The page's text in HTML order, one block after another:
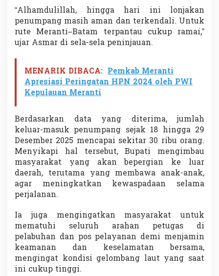
y
a
n
a
b
n
T
a
n
j
n
g
a
p
a
n
“Alhamdulillah, hingga hari ini lonjakan
penumpang masih aman dan terkendali. Untuk
rute Meranti–Batam terpantau cukup ramai,”
ujar Asmar di sela-sela peninjauan.
MENARIK DIBACA: Pemkab Meranti
Apresiasi Peringatan HPN 2024 oleh PWI
Kepulauan Meranti
Berdasarkan data yang diterima, jumlah
keluar-masuk penumpang sejak 18 hingga 29
Desember 2025 mencapai sekitar 30 ribu orang.
Menyikapi hal tersebut, Bupati mengimbau
masyarakat yang akan bepergian ke luar
daerah, terutama yang membawa anak-anak,
agar meningkatkan kewaspadaan selama
perjalanan.
Ia juga mengingatkan masyarakat untuk
mematuhi seluruh arahan petugas di
pelabuhan dan pos pelayanan demi menjamin
keamanan dan keselamatan bersama,
mengingat kondisi gelombang laut yang saat
ini cukup tinggi.